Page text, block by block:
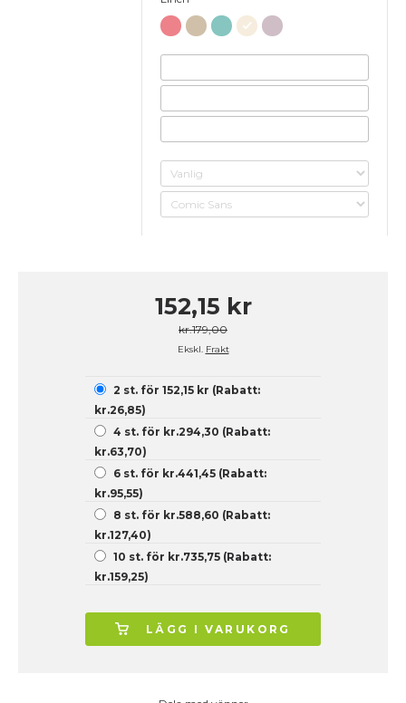
152,15 kr
kr.179,00
Ekskl. Frakt
2 st. för 152,15 kr (Rabatt:
kr.26,85)
4 st. för kr.294,30 (Rabatt:
kr.63,70)
6 st. för kr.441,45 (Rabatt:
kr.95,55)
8 st. för kr.588,60 (Rabatt:
kr.127,40)
10 st. för kr.735,75 (Rabatt:
kr.159,25)
LÄGG I VARUKORG